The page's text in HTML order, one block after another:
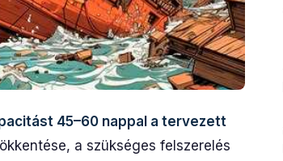
45–60 nappal a tervezett
a szükséges felszerelés